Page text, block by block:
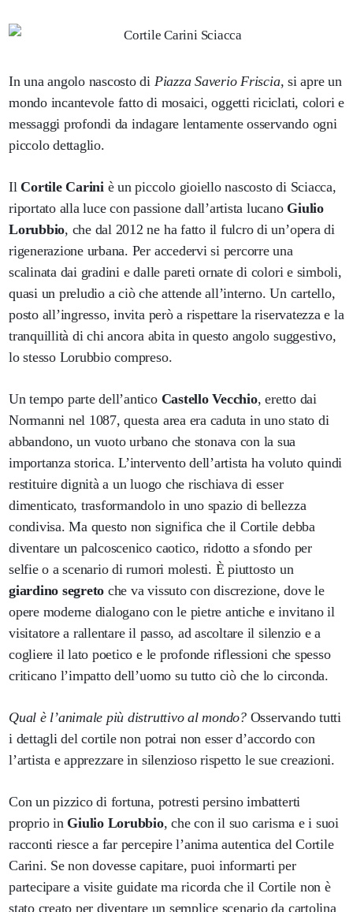
In una angolo nascosto di Piazza Saverio Friscia, si apre un
mondo incantevole fatto di mosaici, oggetti riciclati, colori e
messaggi profondi da indagare lentamente osservando ogni
piccolo dettaglio.
Il Cortile Carini è un piccolo gioiello nascosto di Sciacca,
riportato alla luce con passione dall’artista lucano Giulio
Lorubbio, che dal 2012 ne ha fatto il fulcro di un’opera di
rigenerazione urbana. Per accedervi si percorre una
scalinata dai gradini e dalle pareti ornate di colori e simboli,
quasi un preludio a ciò che attende all’interno. Un cartello,
posto all’ingresso, invita però a rispettare la riservatezza e la
tranquillità di chi ancora abita in questo angolo suggestivo,
lo stesso Lorubbio compreso.
Un tempo parte dell’antico Castello Vecchio, eretto dai
Normanni nel 1087, questa area era caduta in uno stato di
abbandono, un vuoto urbano che stonava con la sua
importanza storica. L’intervento dell’artista ha voluto quindi
restituire dignità a un luogo che rischiava di esser
dimenticato, trasformandolo in uno spazio di bellezza
condivisa. Ma questo non significa che il Cortile debba
diventare un palcoscenico caotico, ridotto a sfondo per
selfie o a scenario di rumori molesti. È piuttosto un
giardino segreto che va vissuto con discrezione, dove le
opere moderne dialogano con le pietre antiche e invitano il
visitatore a rallentare il passo, ad ascoltare il silenzio e a
cogliere il lato poetico e le profonde riflessioni che spesso
criticano l’impatto dell’uomo su tutto ciò che lo circonda.
Qual è l’animale più distruttivo al mondo?Osservando tutti
i dettagli del cortile non potrai non esser d’accordo con
l’artista e apprezzare in silenzioso rispetto le sue creazioni.
Con un pizzico di fortuna, potresti persino imbatterti
proprio in Giulio Lorubbio, che con il suo carisma e i suoi
racconti riesce a far percepire l’anima autentica del Cortile
Carini. Se non dovesse capitare, puoi informarti per
partecipare a visite guidate ma ricorda che il Cortile non è
stato creato per diventare un semplice scenario da cartolina